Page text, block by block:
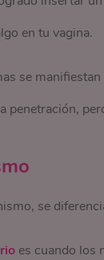
en tu vagina.
se
penetración,
se
es cuando los